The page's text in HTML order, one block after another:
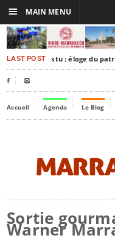
LAST POSTTimbuktu : éloge du
 
Accueil Agenda Le Blog
Sortie
Warner
☰ MAIN MENU